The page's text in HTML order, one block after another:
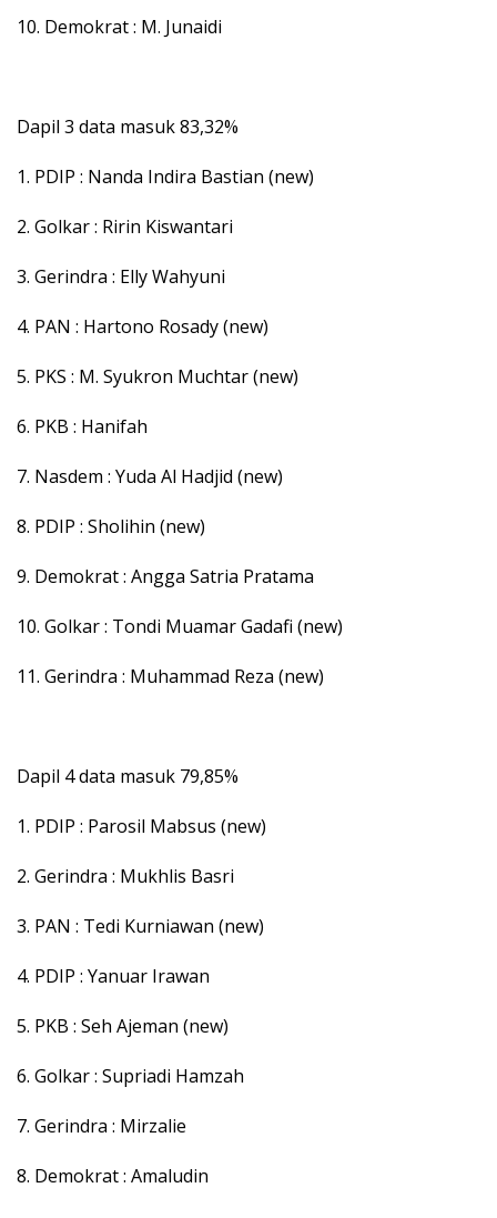
10. Demokrat : M. Junaidi
Dapil 3 data masuk 83,32%
1. PDIP : Nanda Indira Bastian (new)
2. Golkar : Ririn Kiswantari
3. Gerindra : Elly Wahyuni
4. PAN : Hartono Rosady (new)
5. PKS : M. Syukron Muchtar (new)
6. PKB : Hanifah
7. Nasdem : Yuda Al Hadjid (new)
8. PDIP : Sholihin (new)
9. Demokrat : Angga Satria Pratama
10. Golkar : Tondi Muamar Gadafi (new)
11. Gerindra : Muhammad Reza (new)
Dapil 4 data masuk 79,85%
1. PDIP : Parosil Mabsus (new)
2. Gerindra : Mukhlis Basri
3. PAN : Tedi Kurniawan (new)
4. PDIP : Yanuar Irawan
5. PKB : Seh Ajeman (new)
6. Golkar : Supriadi Hamzah
7. Gerindra : Mirzalie
8. Demokrat : Amaludin